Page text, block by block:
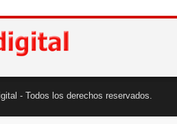
- Todos los derechos reservados.